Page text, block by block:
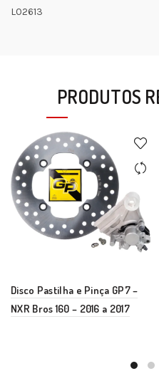
L02613
PRODUTOS
Disco Pastilha e Pinça GP7 –
NXR Bros 160 – 2016 a 2017